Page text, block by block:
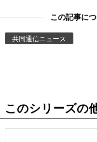
スポーツ・東京2020
Images
この記事に
共同通信ニュース
このシリーズの